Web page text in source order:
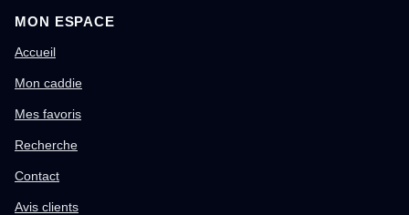
MON ESPACE
Accueil
Mon caddie
Mes favoris
Recherche
Contact
Avis clients